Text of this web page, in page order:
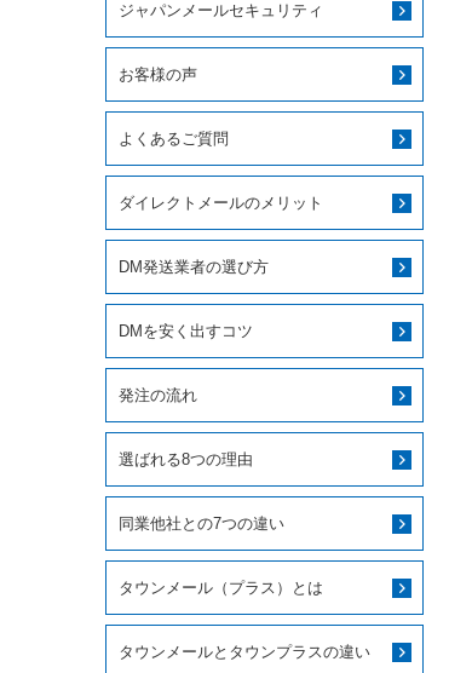
ジャパンメールセキュリティ
お客様の声
よくあるご質問
ダイレクトメールのメリット
DM発送業者の選び方
DMを安く出すコツ
発注の流れ
選ばれる8つの理由
同業他社との7つの違い
タウンメール（プラス）とは
タウンメールとタウンプラスの違い